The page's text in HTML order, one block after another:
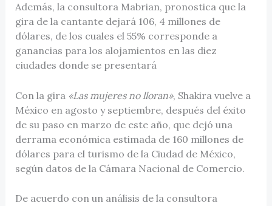
Además, la consultora Mabrian, pronostica que la
gira de la cantante dejará 106, 4 millones de
dólares, de los cuales el 55% corresponde a
ganancias para los alojamientos en las diez
ciudades donde se presentará
Con la gira «Las mujeres no lloran», Shakira vuelve a
México en agosto y septiembre, después del éxito
de su paso en marzo de este año, que dejó una
derrama económica estimada de 160 millones de
dólares para el turismo de la Ciudad de México,
según datos de la Cámara Nacional de Comercio.
De acuerdo con un análisis de la consultora